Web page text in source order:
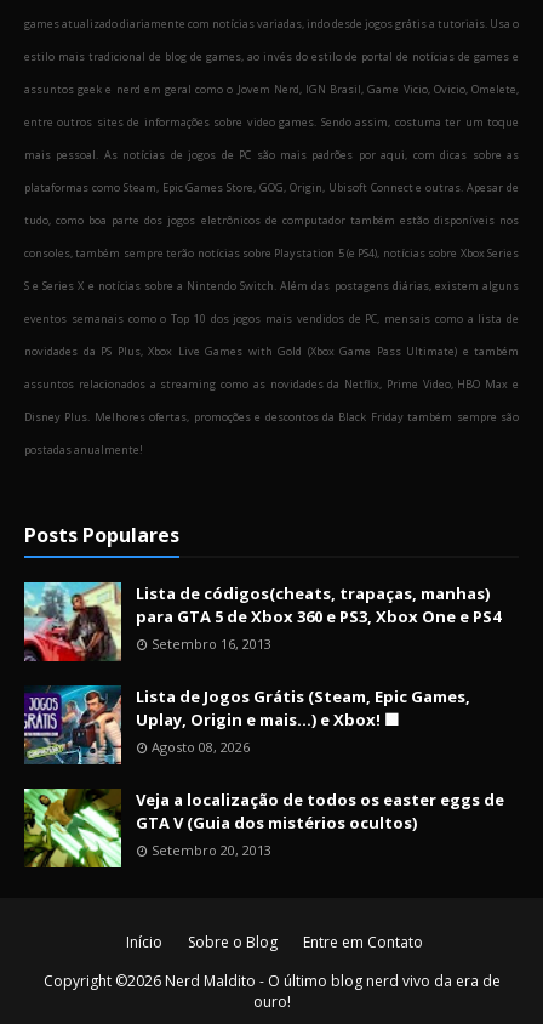
games atualizado diariamente com notícias variadas, indo desde jogos grátis a tutoriais. Usa o
estilo mais tradicional de blog de games, ao invés do estilo de portal de notícias de games e
assuntos geek e nerd em geral como o Jovem Nerd, IGN Brasil, Game Vicio, Ovicio, Omelete,
entre outros sites de informações sobre video games. Sendo assim, costuma ter um toque
mais pessoal. As notícias de jogos de PC são mais padrões por aqui, com dicas sobre as
plataformas como Steam, Epic Games Store, GOG, Origin, Ubisoft Connect e outras. Apesar de
tudo, como boa parte dos jogos eletrônicos de computador também estão disponíveis nos
consoles, também sempre terão notícias sobre Playstation 5 (e PS4), notícias sobre Xbox Series
S e Series X e notícias sobre a Nintendo Switch. Além das postagens diárias, existem alguns
eventos semanais como o Top 10 dos jogos mais vendidos de PC, mensais como a lista de
novidades da PS Plus, Xbox Live Games with Gold (Xbox Game Pass Ultimate) e também
assuntos relacionados a streaming como as novidades da Netflix, Prime Video, HBO Max e
Disney Plus. Melhores ofertas, promoções e descontos da Black Friday também sempre são
postadas anualmente!
Posts Populares
Lista de códigos(cheats, trapaças, manhas)
para GTA 5 de Xbox 360 e PS3, Xbox One e PS4
Setembro 16, 2013
Lista de Jogos Grátis (Steam, Epic Games,
Uplay, Origin e mais...) e Xbox! 🟩
Agosto 08, 2026
Veja a localização de todos os easter eggs de
GTA V (Guia dos mistérios ocultos)
Setembro 20, 2013
Início Sobre o Blog
Entre em Contato
Copyright ©2026 Nerd Maldito - O último blog nerd vivo da era de
ouro!